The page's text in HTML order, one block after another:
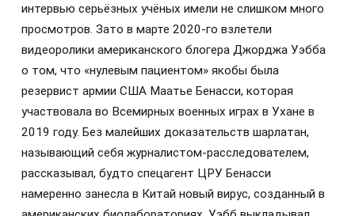
интервью серьёзных учёных имели не слишком много
просмотров. Зато в марте 2020-го взлетели
видеоролики американского блогера Джорджа Уэбба
о том, что «нулевым пациентом» якобы была
резервист армии США Маатье Бенасси, которая
участвовала во Всемирных военных играх в Ухане в
2019 году. Без малейших доказательств шарлатан,
называющий себя журналистом-расследователем,
рассказывал, будто спецагент ЦРУ Бенасси
намеренно занесла в Китай новый вирус, созданный в